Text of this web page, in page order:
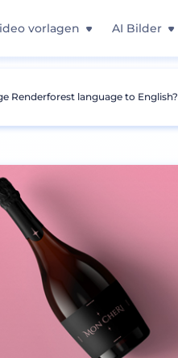
vorlagen AI Bilder
Flasche Mockup
Renderforest language to English?